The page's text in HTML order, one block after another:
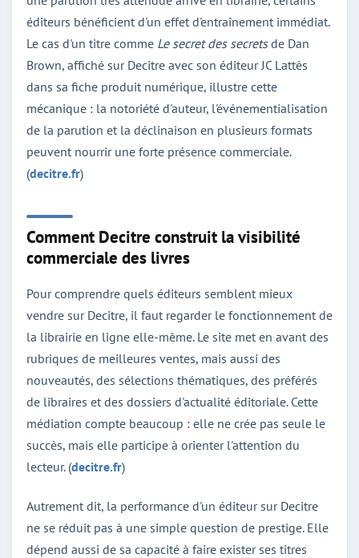
éditeurs bénéficient d'un effet d'entraînement immédiat.
Le cas d'un titre comme Le secret des secretsde Dan
Brown, affiché sur Decitre avec son éditeur JC Lattès
dans sa fiche produit numérique, illustre cette
mécanique : la notoriété d'auteur, l'événementialisation
de la parution et la déclinaison en plusieurs formats
peuvent nourrir une forte présence commerciale.
(decitre.fr)
Comment Decitre construit la visibilité
commerciale des livres
Pour comprendre quels éditeurs semblent mieux
vendre sur Decitre, il faut regarder le fonctionnement de
la librairie en ligne elle-même. Le site met en avant des
rubriques de meilleures ventes, mais aussi des
nouveautés, des sélections thématiques, des préférés
de libraires et des dossiers d'actualité éditoriale. Cette
médiation compte beaucoup : elle ne crée pas seule le
succès, mais elle participe à orienter l'attention du
lecteur. (decitre.fr)
Autrement dit, la performance d'un éditeur sur Decitre
ne se réduit pas à une simple question de prestige. Elle
dépend aussi de sa capacité à faire exister ses titres